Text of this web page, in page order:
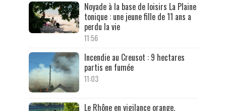
Noyade à la base de loisirs La Plaine
tonique : une jeune fille de 11 ans a
perdu la vie
11:56
Incendie au Creusot : 9 hectares
partis en fumée
11:03
Le Rhône en vigilance orange,